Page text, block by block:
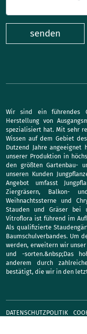
senden
Wir sind ein führendes
Herstellung von
spezialisiert hat. Mit sehr
Wissen auf dem Gebiet
Dutzend Jahre angeeignet
unserer Produktion in
den größten Gartenbau-
unseren Kunden
Angebot umfasst
Ziergräsern, Balkon-
Weihnachtssterne und
Stauden und Gräser bei
Vitroflora ist führend im
Als qualifizierte
Baumschulverbandes. Um
werden, erweitern wir
und -sorten.&nbsp;Das
anderem durch
bestätigt, die wir in den
DATENSCHUTZPOLITIK